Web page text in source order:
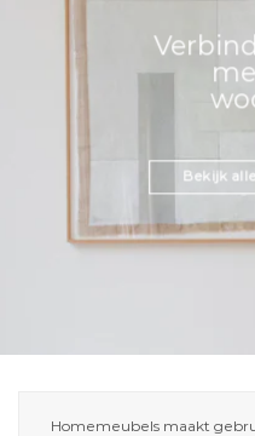
Bekijk
Homemeubels maakt